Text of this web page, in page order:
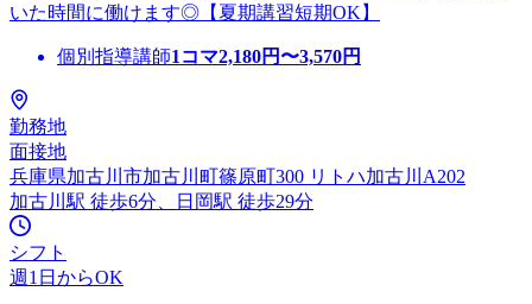
いた時間に働けます◎【夏期講習短期OK】
個別指導講師1コマ2,180円〜3,570円
勤務地
面接地
兵庫県加古川市加古川町篠原町300 リトハ加古川A202
加古川駅 徒歩6分、日岡駅 徒歩29分
シフト
週1日からOK